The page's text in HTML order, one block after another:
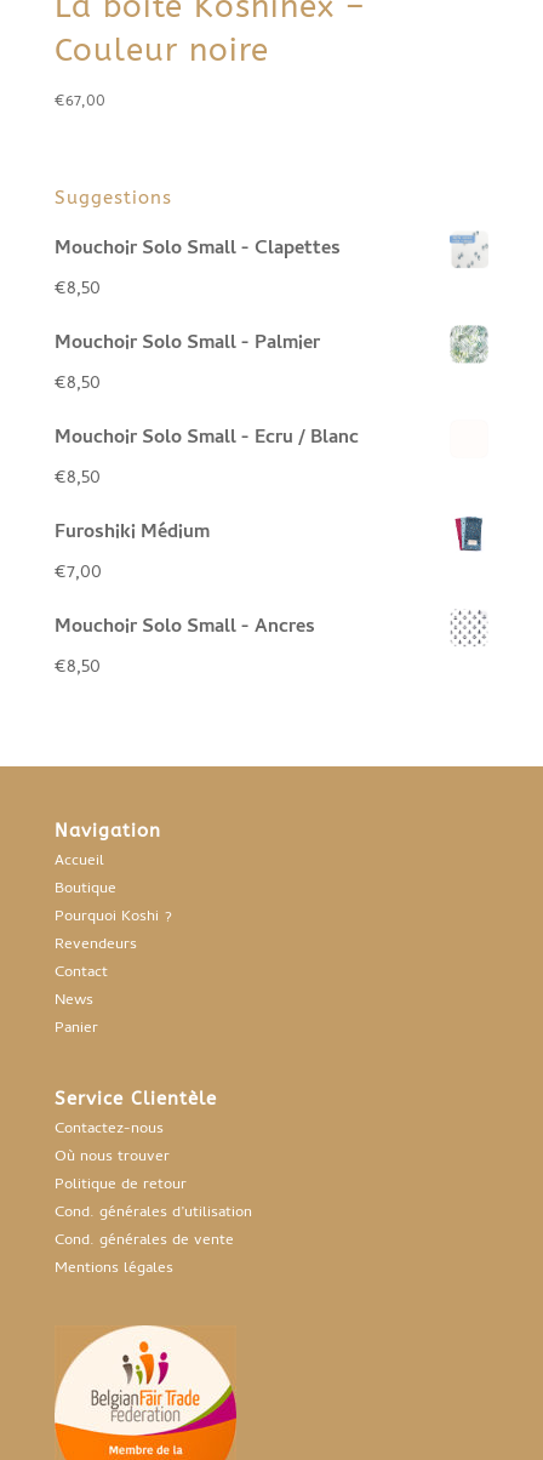
Couleur noire
€67,00
Suggestions
Mouchoir Solo Small - Clapettes
€8,50
Mouchoir Solo Small - Palmier
€8,50
Mouchoir Solo Small - Ecru / Blanc
€8,50
Furoshiki Médium
€7,00
Mouchoir Solo Small - Ancres
€8,50
Navigation
Accueil
Boutique
Pourquoi Koshi ?
Revendeurs
Contact
News
Panier
Service Clientèle
Contactez-nous
Où nous trouver
Politique de retour
Cond. générales d’utilisation
Cond. générales de vente
Mentions légales